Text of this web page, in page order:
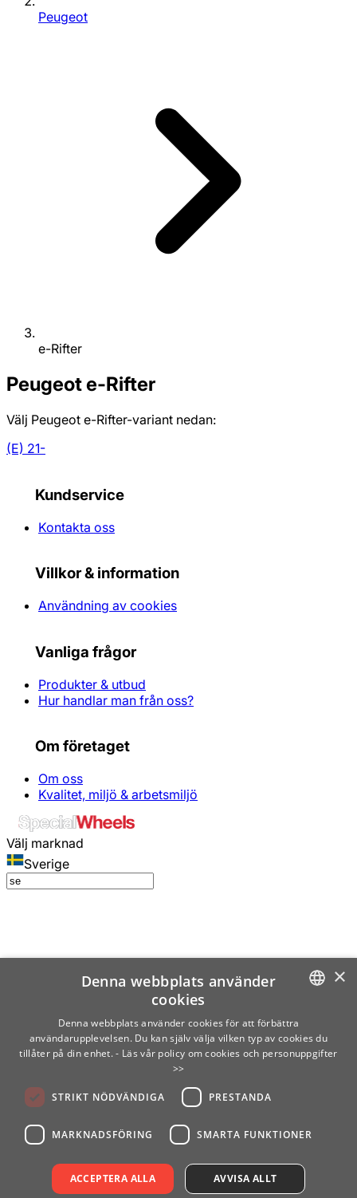
Peugeot
e-Rifter
Peugeote-Rifter
Välj Peugeot e-Rifter-variant nedan:
(E) 21-
Kundservice
Kontakta oss
Villkor & information
Användning av cookies
Vanliga frågor
Produkter & utbud
Hur handlar man från oss?
Om företaget
Om oss
Kvalitet, miljö & arbetsmiljö
Välj marknad
Sverige
SWEDISH
×
Denna webbplats använder
cookies
Denna webbplats använder cookies för att förbättra
användarupplevelsen. Du kan själv välja vilken typ av cookies du
tillåter på din enhet. - Läs vår policy om cookies och personuppgifter
>>
STRIKT NÖDVÄNDIGA PRESTANDA
MARKNADSFÖRING SMARTA FUNKTIONER
ACCEPTERA ALLA AVVISA ALLT